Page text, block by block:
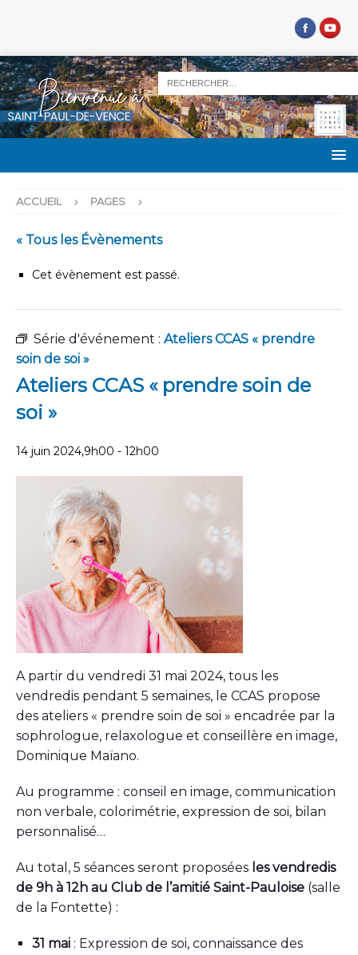
ACCUEIL PAGES
« Tous les Évènements
Cet évènement est passé.
Série d'événement : Ateliers CCAS « prendre
soin de soi »
Ateliers CCAS « prendre soin de
soi »
14 juin 2024,9h00 - 12h00
A partir du vendredi 31 mai 2024, tous les
vendredis pendant 5 semaines, le CCAS propose
des ateliers « prendre soin de soi » encadrée par la
sophrologue, relaxologue et conseillère en image,
Dominique Maïano.
Au programme : conseil en image, communication
non verbale, colorimétrie, expression de soi, bilan
personnalisé…
Au total, 5 séances seront proposées les vendredis
de 9h à 12h au Club de l’amitié Saint-Pauloise (salle
de la Fontette) :
31 mai : Expression de soi, connaissance des